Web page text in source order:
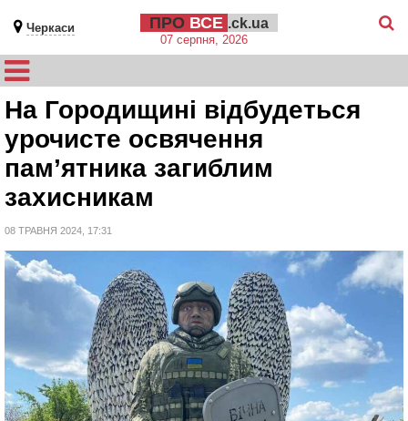
Черкаси ПРО ВСЕ .ck.ua
07 серпня, 2026
На Городищині відбудеться
урочисте освячення
пам’ятника загиблим
захисникам
08 ТРАВНЯ 2024, 17:31